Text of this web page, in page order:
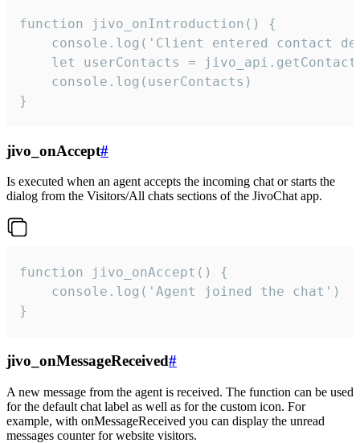
function jivo_onIntroduction() {
console.log('Client entered contact
let userContacts =
    console.log(userContacts)
}
jivo_onAccept#
Is executed when an agent accepts the incoming chat or starts the
dialog from the Visitors/All chats sections of the JivoChat app.
function jivo_onAccept() {
}
jivo_onMessageReceived#
A new message from the agent is received. The function can be used
for the default chat label as well as for the custom icon. For
example, with onMessageReceived you can display the unread
messages counter for website visitors.